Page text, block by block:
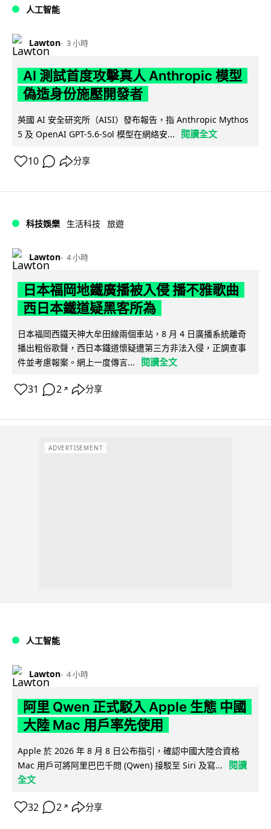
人工智能
Lawton 3 小時
AI 測試首度攻擊真人 Anthropic 模型
偽造身份施壓開發者
英國 AI 安全研究所（AISI）發布報告，指 Anthropic Mythos
5 及 OpenAI GPT-5.6-Sol 模型在網絡安...
閱讀全文
10 分享
科技娛樂 生活科技 旅遊
Lawton 4 小時
日本福岡地鐵廣播被入侵 播不雅歌曲
西日本鐵道疑黑客所為
日本福岡西鐵天神大牟田線兩個車站，8 月 4 日廣播系統離奇
播出粗俗歌聲，西日本鐵道懷疑遭第三方非法入侵，正調查事
件並考慮報案。網上一度傳言...
閱讀全文
31 2 ↗ 分享
ADVERTISEMENT
人工智能
Lawton 4 小時
阿里 Qwen 正式駁入 Apple 生態 中國
大陸 Mac 用戶率先使用
Apple 於 2026 年 8 月 8 日公布指引，確認中國大陸合資格
Mac 用戶可將阿里巴巴千問 (Qwen) 接駁至 Siri 及寫...
閱讀
全文
32 2 ↗ 分享